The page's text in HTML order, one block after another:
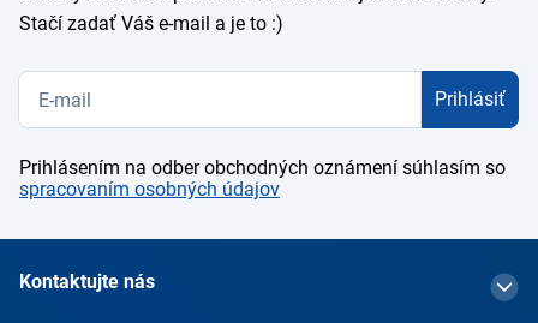
Stačí zadať Váš e-mail a je to :)
Prihlásiť
Prihlásením na odber obchodných oznámení súhlasím so
spracovaním osobných údajov
Kontaktujte nás